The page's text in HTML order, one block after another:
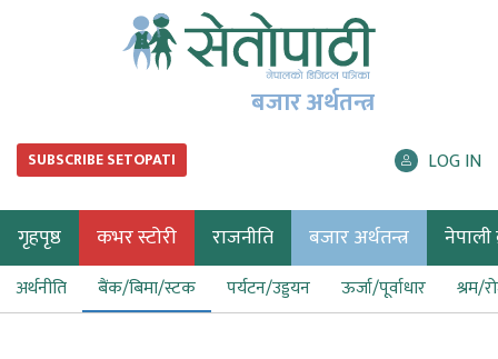
बजार अर्थतन्त्र
SUBSCRIBE SETOPATI LOG IN
गृहपृष्ठ कभर स्टोरी राजनीति बजार अर्थतन्त्र नेपाली
अर्थनीति बैंक/बिमा/स्टक पर्यटन/उड्डयन ऊर्जा/पूर्वाधार श्रम/